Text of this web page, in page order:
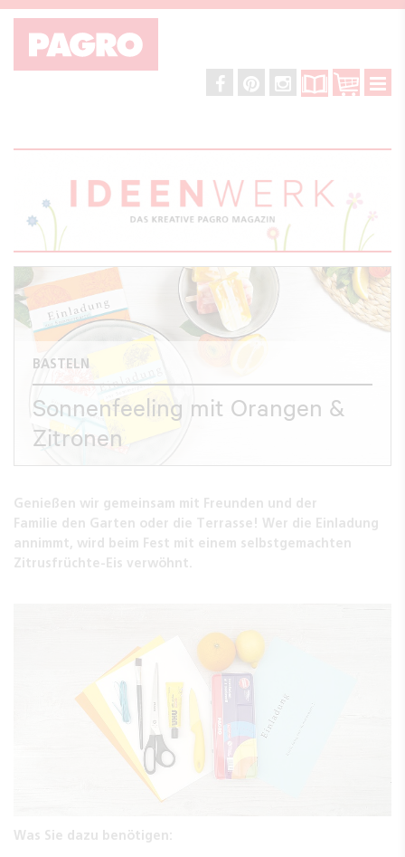
BASTELN
Sonnenfeeling mit Orangen &
Zitronen
Genießen wir gemeinsam mit Freunden und der
Familie den Garten oder die Terrasse! Wer die Einladung
annimmt, wird beim Fest mit einem selbstgemachten
Zitrusfrüchte-Eis verwöhnt.
Was Sie dazu benötigen: